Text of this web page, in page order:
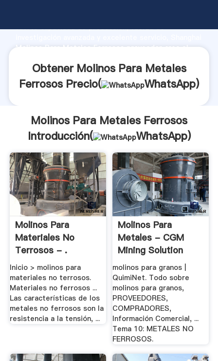
fuerte capacidad de producción, fuerza de
Molinos Para Metales Ferrosos proveedor crea el
Obtener Molinos Para Metales
Ferrosos Precio(
WhatsApp)
Molinos Para Metales Ferrosos
Introducción(
WhatsApp)
Molinos Para
Materiales No
Terrosos - .
Inicio > molinos para
materiales no terrosos.
Materiales no ferrosos ...
Las características de los
metales no ferrosos son la
resistencia a la tensión, ...
Molinos Para
Metales - CGM
Mining Solution
molinos para granos |
QuimiNet. Todo sobre
molinos para granos,
PROVEEDORES,
COMPRADORES,
Información Comercial, ...
Tema 10: METALES NO
FERROSOS.